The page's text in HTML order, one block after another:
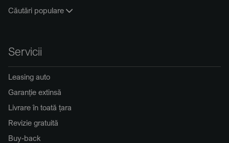
Căutări populare
Servicii
Leasing auto
Garanție extinsă
Livrare în toată țara
Revizie gratuită
Buy-back